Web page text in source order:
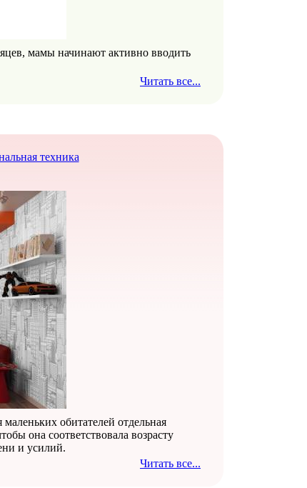
мамы начинают активно вводить
Читать все...
техника
обитателей отдельная
она соответствовала возрасту
и усилий.
Читать все...